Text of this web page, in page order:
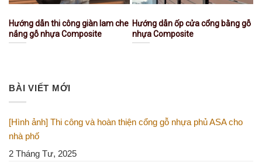
Hướng dẫn thi công giàn lam che
nắng gỗ nhựa Composite
Hướng dẫn ốp cửa cổng bằng gỗ
nhựa Composite
BÀI VIẾT MỚI
[Hình ảnh] Thi công và hoàn thiện cổng gỗ nhựa phủ ASA cho
nhà phố
2 Tháng Tư, 2025